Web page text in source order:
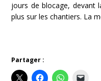
jours de blocage, devant
plus sur les chantiers. La
Partager :